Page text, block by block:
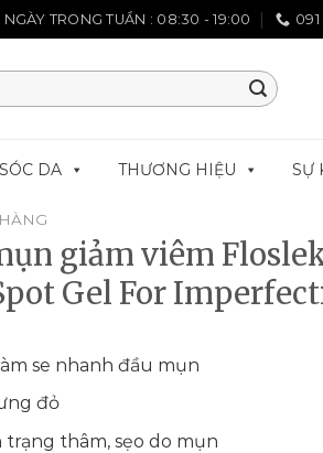
NGÀY TRONG TUẦN : 08:30 - 19:00 091
DA THƯƠNG HIỆU SỰ
giảm viêm
Gel For
se nhanh đầu mụn
đỏ
thâm, sẹo do mụn